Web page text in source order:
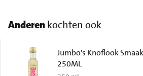
Anderenkochten ook
Jumbo's Knoflook
250ML